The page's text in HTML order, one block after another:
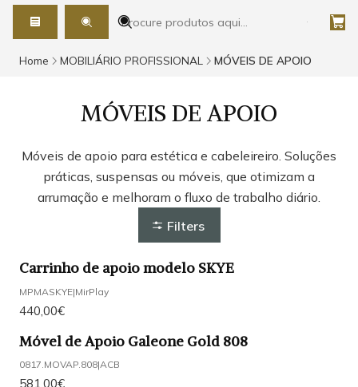
Home MOBILIÁRIO PROFISSIONAL MÓVEIS DE APOIO
MÓVEIS DE APOIO
Móveis de apoio para estética e cabeleireiro. Soluções
práticas, suspensas ou móveis, que otimizam a
arrumação e melhoram o fluxo de trabalho diário.
Filters
Carrinho de apoio modelo SKYE
MPMASKYE|MirPlay
440,00€
Móvel de Apoio Galeone Gold 808
0817.MOVAP.808|ACB
581,00€